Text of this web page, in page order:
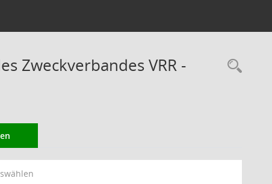
Zweckverbandes VRR -